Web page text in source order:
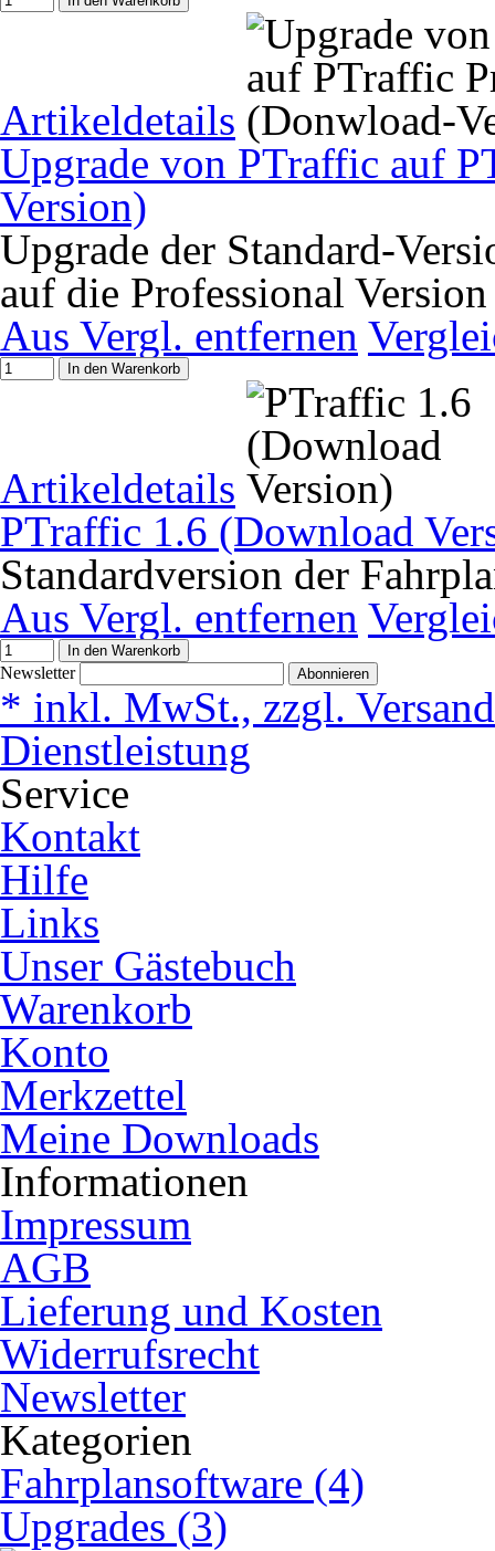
Artikeldetails
Upgrade von PTraffic auf
Version)
Upgrade der Standard-
auf die Professional Version
Aus Vergl. entfernen
In den Warenkorb
Artikeldetails
PTraffic 1.6 (Download
Standardversion der
Aus Vergl. entfernen
In den Warenkorb
Newsletter Abonnieren
* inkl. MwSt., zzgl.
Dienstleistung
Service
Kontakt
Hilfe
Links
Unser Gästebuch
Warenkorb
Konto
Merkzettel
Meine Downloads
Informationen
Impressum
AGB
Lieferung und Kosten
Widerrufsrecht
Newsletter
Kategorien
Fahrplansoftware (4)
Upgrades (3)